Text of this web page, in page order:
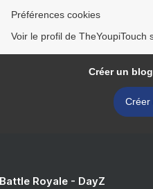
Préférences cookies
Voir le profil de TheYoupiTouch
Créer un
Créer
Royale - DayZ